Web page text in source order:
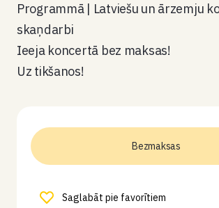
Programmā | Latviešu un ārzemju
skaņdarbi
Ieeja koncertā bez maksas!
Uz tikšanos!
Bezmaksas
Saglabāt pie favorītiem